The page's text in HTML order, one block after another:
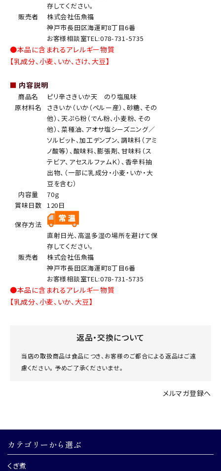
存してください。
販売者
株式会社伍魚福
神戸市長田区海運町8丁目6番
お客様相談室TEL:078-731-5735
●本品に含まれるアレルギー物質
【乳成分、小麦、いか、さけ、大豆】
■ 内容説明
商品名
ピリ辛さきいか天 のり塩風味
原材料名
さきいか（いか（ペルー産）、砂糖、その
他）、天ぷら粉（でん粉、小麦粉、その
他）、菜種油、アオサ塩シーズニング／
ソルビット、加工デンプン、調味料（アミ
ノ酸等）、酸味料、膨張剤、甘味料（ス
テビア、アセスルファムＫ）、香辛料抽
出物、（一部に乳成分・小麦・いか・大
豆を含む）
内容量
70ｇ
賞味日数
120日
保存方法
直射日光、高温多湿の場所を避けて保
存してください。
販売者
株式会社伍魚福
神戸市長田区海運町8丁目6番
お客様相談室TEL:078-731-5735
●本品に含まれるアレルギー物質
【乳成分、小麦、いか、大豆】
返品・交換について
当店の取扱商品は食品につき、お客様のご都合による返品はご遠
慮ください。 予めご了承くださいませ。
メルマガ登録へ
カテゴリーから選ぶ
くぎ煮